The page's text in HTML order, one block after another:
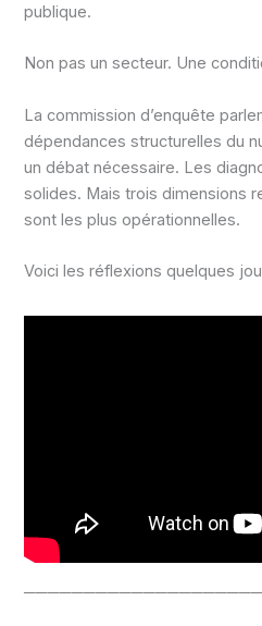
publique.
Non pas un secteur. Une
La commission d’enquête
dépendances structurelles du
un débat nécessaire. Les
solides. Mais trois dimensions
sont les plus opérationnelles.
Voici les réflexions quelques